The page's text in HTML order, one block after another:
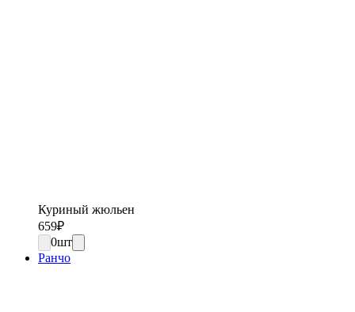
Куриный жюльен
659₽
0шт
Ранчо